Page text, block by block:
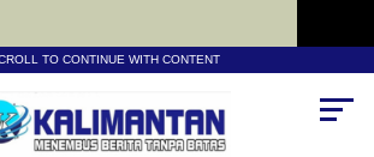
TO CONTINUE WITH CONTENT